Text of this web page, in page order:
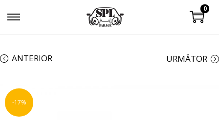
0
ANTERIOR URMĂTOR
-17%